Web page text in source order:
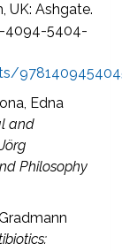
UK: Ashgate.
4094-5404-
Edna
and
Philosophy